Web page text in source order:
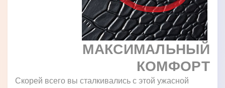
МАКСИМАЛЬНЫЙ
КОМФОРТ
Скорей всего вы сталкивались с этой ужасной